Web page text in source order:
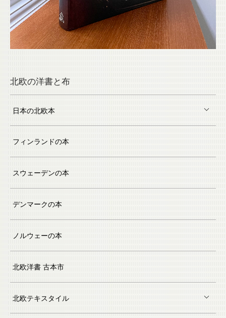
北欧の洋書と布
日本の北欧本
フィンランドの本
スウェーデンの本
デンマークの本
ノルウェーの本
北欧洋書 古本市
北欧テキスタイル